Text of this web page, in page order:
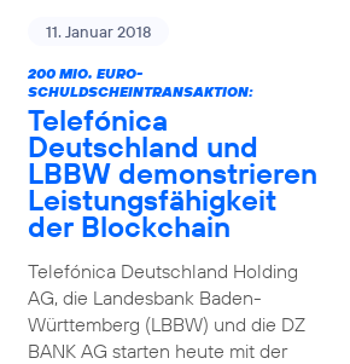
11. Januar 2018
200 MIO. EURO-
SCHULDSCHEINTRANSAKTION:
Telefónica
Deutschland und
LBBW demonstrieren
Leistungsfähigkeit
der Blockchain
Telefónica Deutschland Holding
AG, die Landesbank Baden-
Württemberg (LBBW) und die DZ
BANK AG starten heute mit der